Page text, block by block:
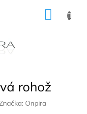
rohož
Onpira